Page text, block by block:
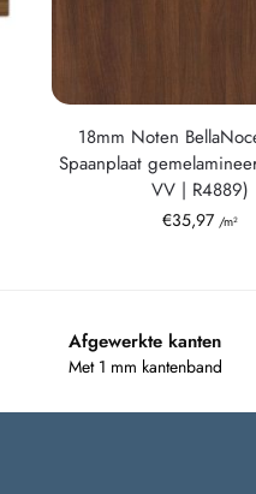
18mm Noten
Spaanplaat
VV | R4889)
€35,97 /m²
Afgewerkte kanten
Met 1 mm kantenband